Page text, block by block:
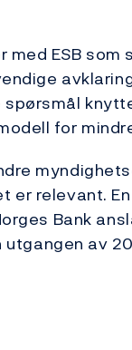
ESB
for
er relevant.
Bank
av